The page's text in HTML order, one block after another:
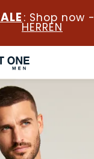
: Shop now -
HERREN